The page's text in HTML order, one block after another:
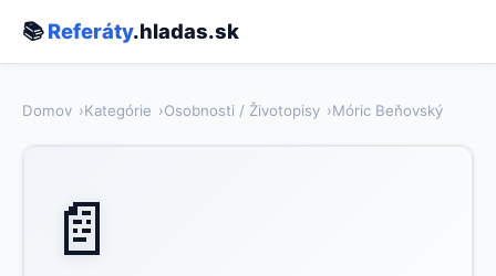
📚Referáty.hladas.sk
Domov Kategórie Osobnosti / Životopisy Móric Beňovský
📄